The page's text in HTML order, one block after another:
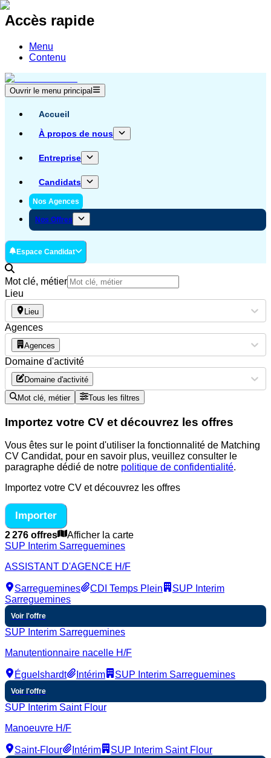
Accès rapide
Menu
Contenu
Ouvrir le menu principal
Accueil
À propos de nous
Entreprise
Candidats
Nos Agences
Nos Offres
Espace Candidat
Mot clé, métier
Lieu
Lieu
Agences
Agences
Domaine d'activité
Domaine d'activité
Mot clé, métier Tous les filtres
Importez votre CV et découvrez les offres
Vous êtes sur le point d'utiliser la fonctionnalité de Matching
CV Candidat, pour en savoir plus, veuillez consulter le
paragraphe dédié de notre politique de confidentialité.
Importez votre CV et découvrez les offres
Importer
2 276 offres
Afficher la carte
SUP Interim Sarreguemines
ASSISTANT D'AGENCE H/F
Sarreguemines CDI Temps Plein
SUP Interim
Sarreguemines
Voir l'offre
SUP Interim Sarreguemines
Manutentionnaire nacelle H/F
Éguelshardt Intérim SUP Interim Sarreguemines
Voir l'offre
SUP Interim Saint Flour
Manoeuvre H/F
Saint-Flour Intérim SUP Interim Saint Flour